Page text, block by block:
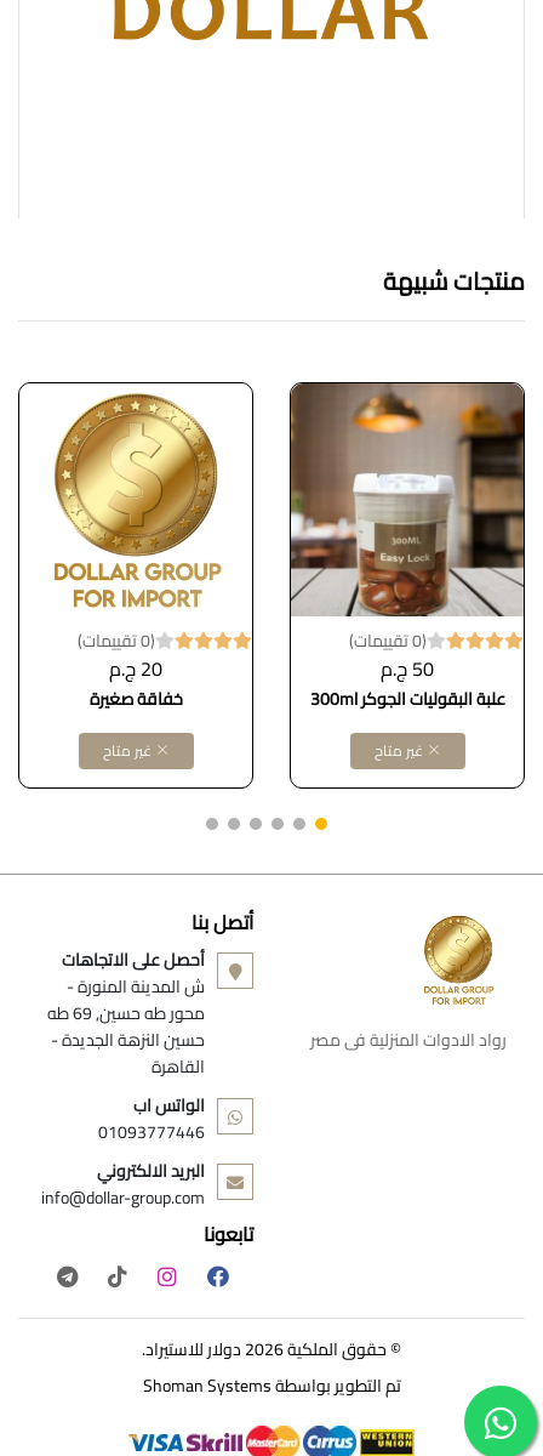
منتجات شبيهة
(0 تقييمات)
50 ج.م
علبة البقوليات الجوكر 300ml
غير متاح
(0 تقييمات)
20 ج.م
خفاقة صغيرة
غير متاح
رواد الادوات المنزلية فى مصر
أتصل بنا
أحصل على الاتجاهات
ش المدينة المنورة -
محور طه حسين, 69 طه
حسين النزهة الجديدة -
القاهرة
الواتس اب
01093777446
البريد الالكتروني
info@dollar-group.com
تابعونا
© حقوق الملكية 2026 دولار للاستيراد.
تم التطوير بواسطةShoman Systems